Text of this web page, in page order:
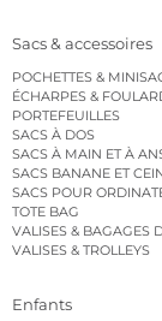
Sacs & accessoires
POCHETTES &
ÉCHARPES &
PORTEFEUILLES
SACS À DOS
SACS À MAIN ET À
SACS BANANE ET
SACS POUR
TOTE BAG
VALISES & BAGAGES
VALISES & TROLLEYS
Enfants